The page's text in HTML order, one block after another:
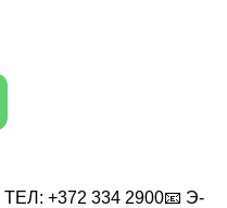
ТЕЛ: +372 334 2900📧 Э-